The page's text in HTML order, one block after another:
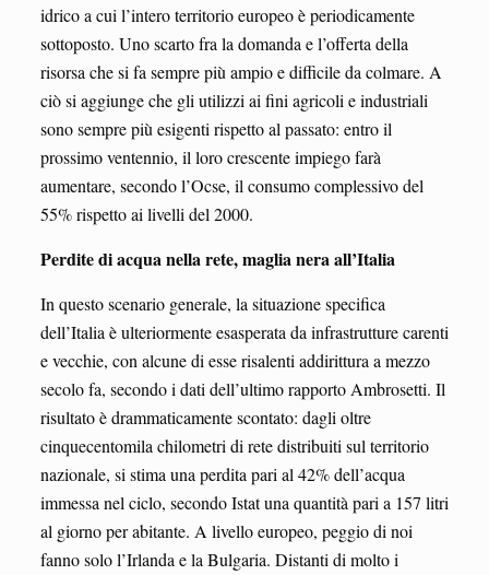
idrico a cui l’intero territorio europeo è periodicamente
sottoposto. Uno scarto fra la domanda e l’offerta della
risorsa che si fa sempre più ampio e difficile da colmare. A
ciò si aggiunge che gli utilizzi ai fini agricoli e industriali
sono sempre più esigenti rispetto al passato: entro il
prossimo ventennio, il loro crescente impiego farà
aumentare, secondo l’Ocse, il consumo complessivo del
55% rispetto ai livelli del 2000.
Perdite di acqua nella rete, maglia nera all’Italia
In questo scenario generale, la situazione specifica
dell’Italia è ulteriormente esasperata da infrastrutture carenti
e vecchie, con alcune di esse risalenti addirittura a mezzo
secolo fa, secondo i dati dell’ultimo rapporto Ambrosetti. Il
risultato è drammaticamente scontato: dagli oltre
cinquecentomila chilometri di rete distribuiti sul territorio
nazionale, si stima una perdita pari al 42% dell’acqua
immessa nel ciclo, secondo Istat una quantità pari a 157 litri
al giorno per abitante. A livello europeo, peggio di noi
fanno solo l’Irlanda e la Bulgaria. Distanti di molto i